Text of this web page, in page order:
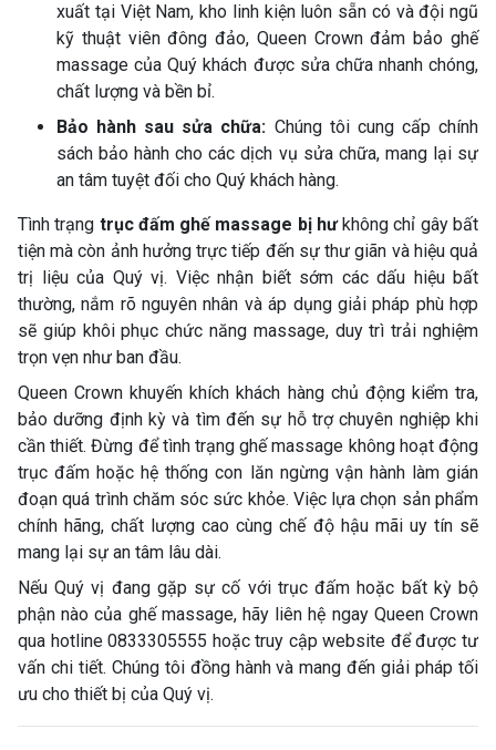
xuất tại Việt Nam, kho linh kiện luôn sẵn có và đội ngũ
kỹ thuật viên đông đảo, Queen Crown đảm bảo ghế
massage của Quý khách được sửa chữa nhanh chóng,
chất lượng và bền bỉ.
Bảo hành sau sửa chữa: Chúng tôi cung cấp chính
sách bảo hành cho các dịch vụ sửa chữa, mang lại sự
an tâm tuyệt đối cho Quý khách hàng.
Tình trạng trục đấm ghế massage bị hưkhông chỉ gây bất
tiện mà còn ảnh hưởng trực tiếp đến sự thư giãn và hiệu quả
trị liệu của Quý vị. Việc nhận biết sớm các dấu hiệu bất
thường, nắm rõ nguyên nhân và áp dụng giải pháp phù hợp
sẽ giúp khôi phục chức năng massage, duy trì trải nghiệm
trọn vẹn như ban đầu.
Queen Crown khuyến khích khách hàng chủ động kiểm tra,
bảo dưỡng định kỳ và tìm đến sự hỗ trợ chuyên nghiệp khi
cần thiết. Đừng để tình trạng ghế massage không hoạt động
trục đấm hoặc hệ thống con lăn ngừng vận hành làm gián
đoạn quá trình chăm sóc sức khỏe. Việc lựa chọn sản phẩm
chính hãng, chất lượng cao cùng chế độ hậu mãi uy tín sẽ
mang lại sự an tâm lâu dài.
Nếu Quý vị đang gặp sự cố với trục đấm hoặc bất kỳ bộ
phận nào của ghế massage, hãy liên hệ ngay Queen Crown
qua hotline 0833305555 hoặc truy cập website để được tư
vấn chi tiết. Chúng tôi đồng hành và mang đến giải pháp tối
ưu cho thiết bị của Quý vị.